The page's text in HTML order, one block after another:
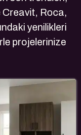
Creavit, Roca,
yenilikleri
projelerinize